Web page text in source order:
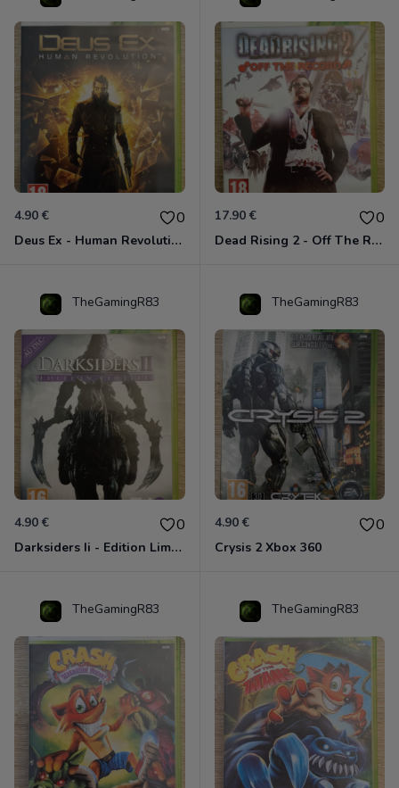
4.90 € 0
Deus Ex - Human Revolution Xbox 360
17.90 € 0
Dead Rising 2 - Off The Record Xbox 360
TheGamingR83
4.90 € 0
Darksiders Ii - Edition Limitée Xbox 360
TheGamingR83
4.90 € 0
Crysis 2 Xbox 360
TheGamingR83 TheGamingR83